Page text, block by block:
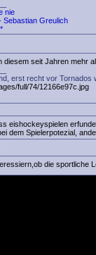
nie
Sebastian Greulich
seit Jahren mehr
erst recht vor Tornados
eishockeyspielen
dem Spielerpotezial,
die sportliche